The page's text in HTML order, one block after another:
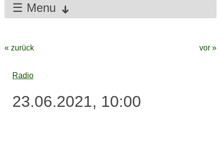
☰ Menu
« zurück vor »
Radio
23.06.2021, 10:00